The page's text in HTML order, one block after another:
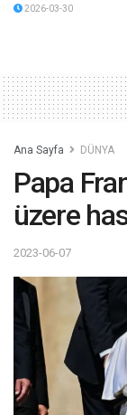
2026-03-30
Ana Sayfa DÜNYA
Papa
üzere
2023-06-07